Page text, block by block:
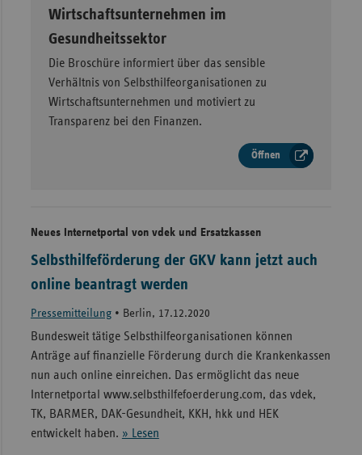
Wirtschaftsunternehmen im
Gesundheitssektor
Die Broschüre informiert über das sensible
Verhältnis von Selbsthilfeorganisationen zu
Wirtschaftsunternehmen und motiviert zu
Transparenz bei den Finanzen.
Öffnen
Neues Internetportal von vdek und Ersatzkassen
Selbsthilfeförderung der GKV kann jetzt auch
online beantragt werden
Pressemitteilung• Berlin, 17.12.2020
Bundesweit tätige Selbsthilfeorganisationen können
Anträge auf finanzielle Förderung durch die Krankenkassen
nun auch online einreichen. Das ermöglicht das neue
Internetportal www.selbsthilfefoerderung.com, das vdek,
TK, BARMER, DAK-Gesundheit, KKH, hkk und HEK
entwickelt haben. » Lesen